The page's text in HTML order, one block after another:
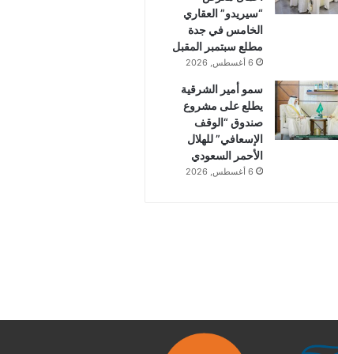
“سيريدو” العقاري
الخامس في جدة
مطلع سبتمبر المقبل
6 أغسطس, 2026
سمو أمير الشرقية
يطلع على مشروع
صندوق “الوقف
الإسعافي” للهلال
الأحمر السعودي
6 أغسطس, 2026